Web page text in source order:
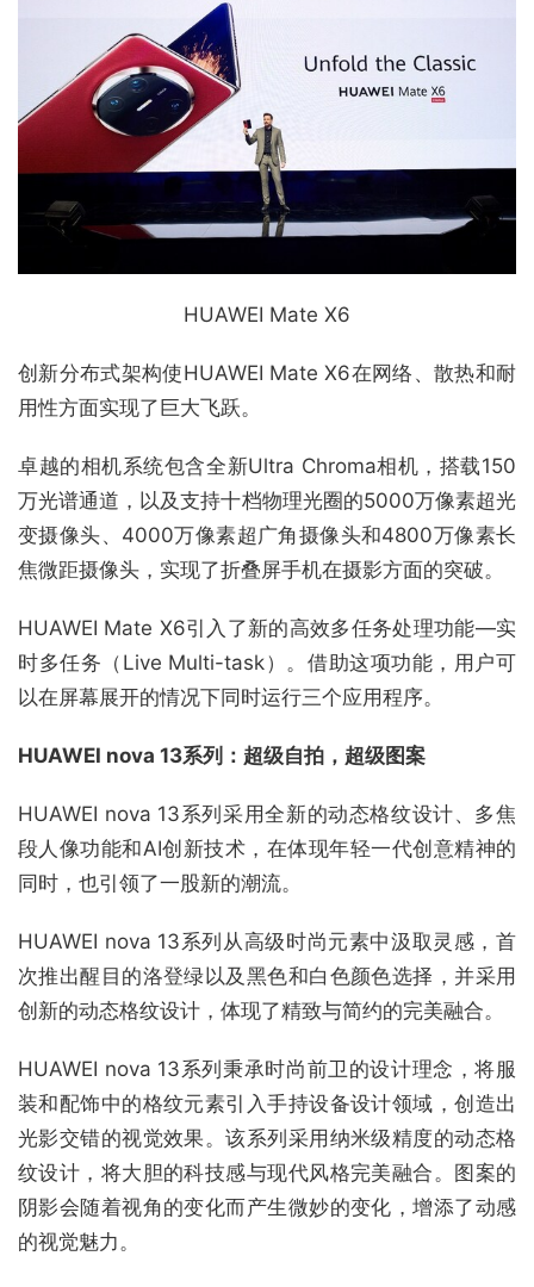
HUAWEI Mate X6
创新分布式架构使HUAWEI Mate X6在网络、散热和耐
用性方面实现了巨大飞跃。
卓越的相机系统包含全新Ultra Chroma相机，搭载150
万光谱通道，以及支持十档物理光圈的5000万像素超光
变摄像头、4000万像素超广角摄像头和4800万像素长
焦微距摄像头，实现了折叠屏手机在摄影方面的突破。
HUAWEI Mate X6引入了新的高效多任务处理功能—实
时多任务（Live Multi-task）。借助这项功能，用户可
以在屏幕展开的情况下同时运行三个应用程序。
HUAWEI nova 13系列：超级自拍，超级图案
HUAWEI nova 13系列采用全新的动态格纹设计、多焦
段人像功能和AI创新技术，在体现年轻一代创意精神的
同时，也引领了一股新的潮流。
HUAWEI nova 13系列从高级时尚元素中汲取灵感，首
次推出醒目的洛登绿以及黑色和白色颜色选择，并采用
创新的动态格纹设计，体现了精致与简约的完美融合。
HUAWEI nova 13系列秉承时尚前卫的设计理念，将服
装和配饰中的格纹元素引入手持设备设计领域，创造出
光影交错的视觉效果。该系列采用纳米级精度的动态格
纹设计，将大胆的科技感与现代风格完美融合。图案的
阴影会随着视角的变化而产生微妙的变化，增添了动感
的视觉魅力。